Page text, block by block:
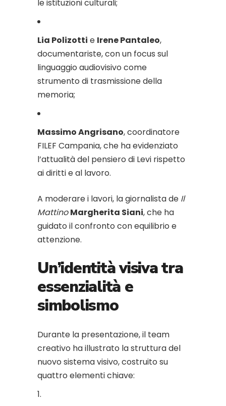
le istituzioni culturali;
Lia Polizotti e Irene Pantaleo,
documentariste, con un focus sul
linguaggio audiovisivo come
strumento di trasmissione della
memoria;
Massimo Angrisano, coordinatore
FILEF Campania, che ha evidenziato
l’attualità del pensiero di Levi rispetto
ai diritti e al lavoro.
A moderare i lavori, la giornalista de Il
Mattino Margherita Siani, che ha
guidato il confronto con equilibrio e
attenzione.
Un’identità visiva tra
essenzialità e
simbolismo
Durante la presentazione, il team
creativo ha illustrato la struttura del
nuovo sistema visivo, costruito su
quattro elementi chiave: